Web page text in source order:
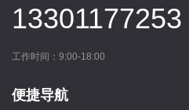
13301177253
工作时间：9:00-18:00
便捷导航